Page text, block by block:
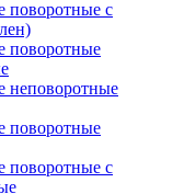
поворотные с
поворотные
неповоротные
поворотные
поворотные с